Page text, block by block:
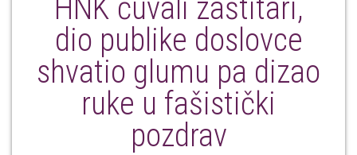
HNK čuvali zaštitari,
dio publike doslovce
shvatio glumu pa dizao
ruke u fašistički
pozdrav